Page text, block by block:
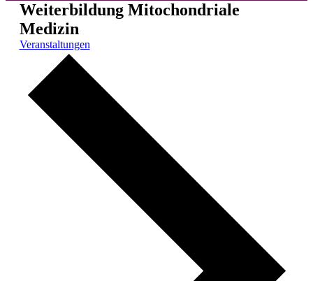
Weiterbildung Mitochondriale
Medizin
Veranstaltungen